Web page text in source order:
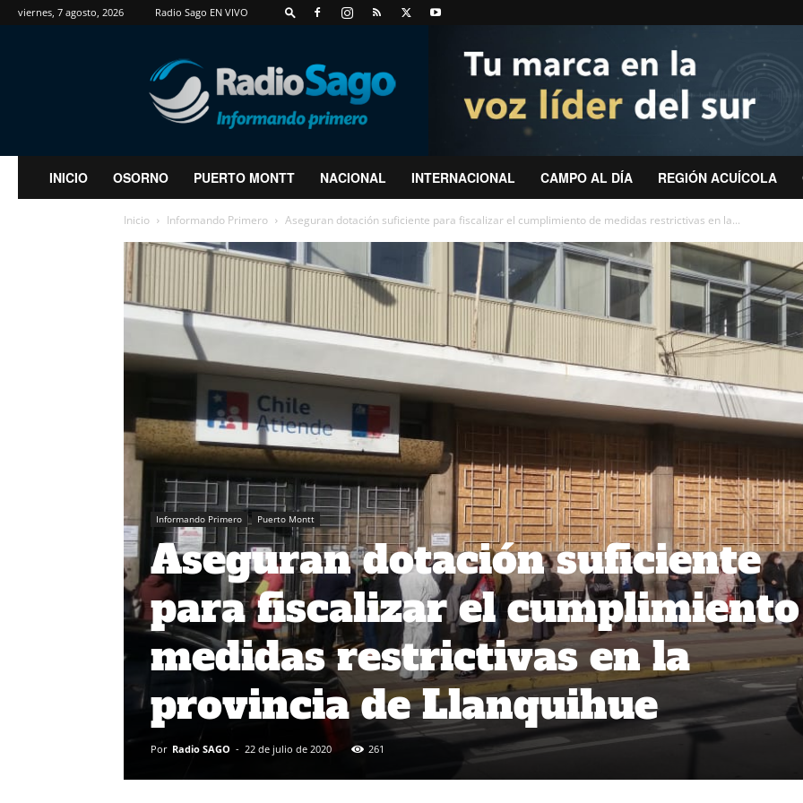
viernes, 7 agosto, 2026 Radio Sago EN VIVO
RadioSago
INICIO OSORNO PUERTO MONTT NACIONAL INTERNACIONAL CAMPO AL DÍA REGIÓN ACUÍCOLA
Inicio Informando Primero Aseguran dotación suficiente para fiscalizar el cumplimiento de medidas restrictivas en la...
Informando Primero Puerto Montt
Aseguran dotación suficiente
para fiscalizar el
medidas restrictivas en la
provincia de Llanquihue
Por Radio SAGO - 22 de julio de 2020 261